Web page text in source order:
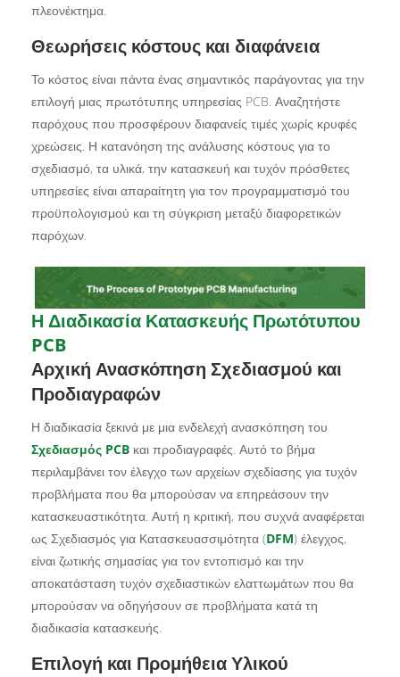
πλεονέκτημα.
Θεωρήσεις κόστους και διαφάνεια
Το κόστος είναι πάντα ένας σημαντικός παράγοντας για την
επιλογή μιας πρωτότυπης υπηρεσίας PCB. Αναζητήστε
παρόχους που προσφέρουν διαφανείς τιμές χωρίς κρυφές
χρεώσεις. Η κατανόηση της ανάλυσης κόστους για το
σχεδιασμό, τα υλικά, την κατασκευή και τυχόν πρόσθετες
υπηρεσίες είναι απαραίτητη για τον προγραμματισμό του
προϋπολογισμού και τη σύγκριση μεταξύ διαφορετικών
παρόχων.
Η Διαδικασία Κατασκευής Πρωτότυπου
PCB
Αρχική Ανασκόπηση Σχεδιασμού και
Προδιαγραφών
Η διαδικασία ξεκινά με μια ενδελεχή ανασκόπηση του
Σχεδιασμός PCB και προδιαγραφές. Αυτό το βήμα
περιλαμβάνει τον έλεγχο των αρχείων σχεδίασης για τυχόν
προβλήματα που θα μπορούσαν να επηρεάσουν την
κατασκευαστικότητα. Αυτή η κριτική, που συχνά αναφέρεται
ως Σχεδιασμός για Κατασκευασσιμότητα (DFM) έλεγχος,
είναι ζωτικής σημασίας για τον εντοπισμό και την
αποκατάσταση τυχόν σχεδιαστικών ελαττωμάτων που θα
μπορούσαν να οδηγήσουν σε προβλήματα κατά τη
διαδικασία κατασκευής.
Επιλογή και Προμήθεια Υλικού